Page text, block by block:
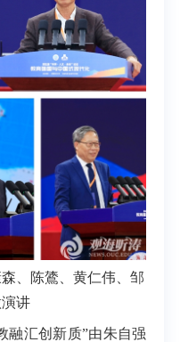
、 陈鷟、 黄仁伟、 邹
讲
融汇创新质”由朱自强